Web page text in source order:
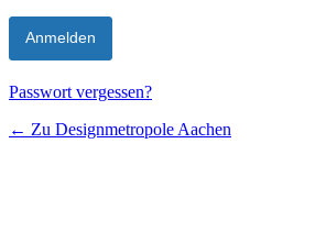
Passwort vergessen?
← Zu Designmetropole Aachen